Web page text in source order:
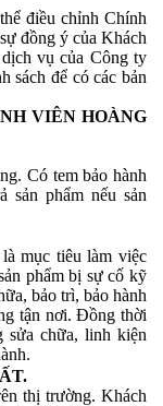
điều chỉnh Chính
đồng ý của Khách
vụ của Công ty
sách để có các bản
VIÊN HOÀNG
Có tem bảo hành
sản phẩm nếu sản
mục tiêu làm việc
phẩm bị sự cố kỹ
bảo trì, bảo hành
tận nơi. Đồng thời
sửa chữa, linh kiện
thị trường. Khách